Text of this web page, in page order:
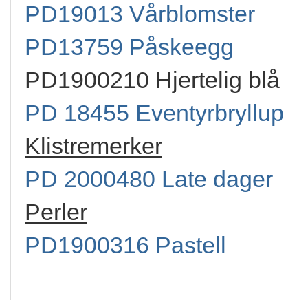
PD19013 Vårblomster
PD13759 Påskeegg
PD1900210 Hjertelig blå
PD 18455 Eventyrbryllup
Klistremerker
PD 2000480 Late dager
Perler
PD1900316 Pastell